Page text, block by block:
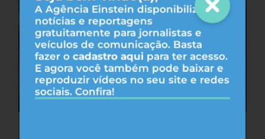
A Agência Einstein disponibiliza
notícias e reportagens
gratuitamente para jornalistas e
veículos de comunicação. Basta
fazer o cadastro aqui para ter acesso.
E agora você também pode baixar e
reproduzir vídeos no seu site e redes
sociais. Confira!